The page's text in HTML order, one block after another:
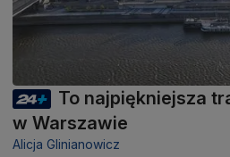
To najpiękniejsza
w Warszawie
Alicja Glinianowicz